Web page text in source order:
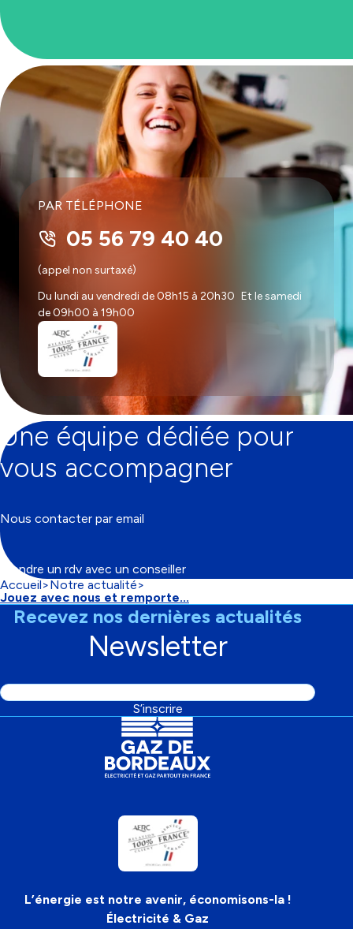
PAR TÉLÉPHONE
05 56 79 40 40
(appel non surtaxé)
Du lundi au vendredi de 08h15 à 20h30 Et le samedi
de 09h00 à 19h00
Une équipe dédiée pour
vous accompagner
Nous contacter par email
Prendre un rdv avec un conseiller
Fil
d'Ariane
Accueil
Notre actualité
Jouez avec nous et remporte...
Recevez nos dernières actualités
Newsletter
Adresse
S’inscrire
L’énergie est notre avenir, économisons-la !
Électricité & Gaz